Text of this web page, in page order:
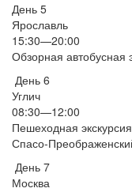
День 5
Ярославль
15:30—20:00
Обзорная автобусная
День 6
Углич
08:30—12:00
Пешеходная
Спасо-
День 7
Москва